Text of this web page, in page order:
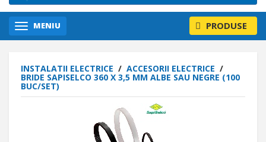
MENIU PRODUSE
INSTALATII ELECTRICE / ACCESORII ELECTRICE /
BRIDE SAPISELCO 360 X 3,5 MM ALBE SAU NEGRE (100
BUC/SET)